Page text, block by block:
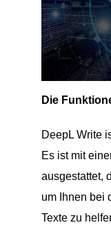
Die
DeepL Write
Es ist mit
ausgestattet,
um Ihnen bei
Texte zu